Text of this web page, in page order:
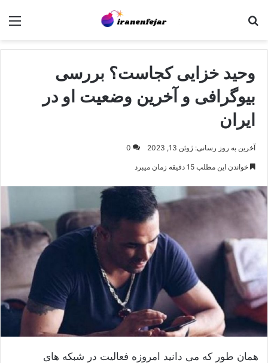
وحید خزایی کجاست؟ بررسی
بیوگرافی و آخرین وضعیت او در
ایران
آخرین به روز رسانی: ژوئن 13, 2023 0
خواندن این مطلب 15 دقیقه زمان میبرد
همان طور که می دانید امروزه فعالیت در شبکه های